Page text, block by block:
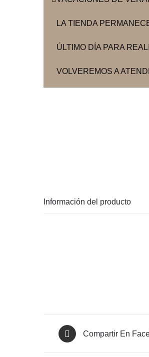
LA TIENDA
ÚLTIMO DÍA PARA
VOLVEREMOS A
Información del producto
Compartir En